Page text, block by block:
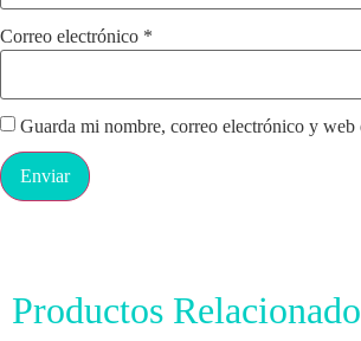
Correo electrónico *
Guarda mi nombre, correo electrónico y web
Productos